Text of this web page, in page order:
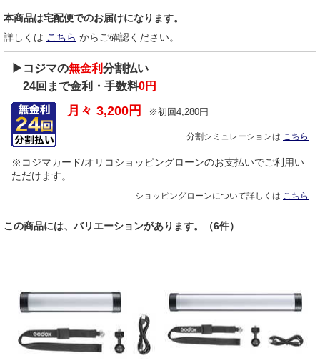
本商品は宅配便でのお届けになります。
詳しくは こちら からご確認ください。
▶コジマの無金利分割払い
24回まで金利・手数料0円
月々 3,200 円 ※初回4,280円
分割シミュレーションは こちら
※コジマカード/オリコショッピングローンのお支払いでご利用い
ただけます。
ショッピングローンについて詳しくは こちら
この商品には、バリエーションがあります。（6件）